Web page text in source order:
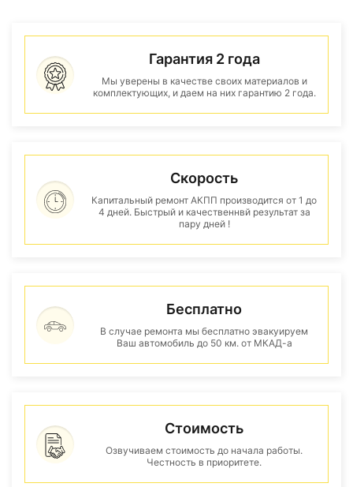
Гарантия 2 года
Мы уверены в качестве своих материалов и
комплектующих, и даем на них гарантию 2 года.
Скорость
Капитальный ремонт АКПП производится от 1 до
4 дней. Быстрый и качественнвй результат за
пару дней !
Бесплатно
В случае ремонта мы бесплатно эвакуируем
Ваш автомобиль до 50 км. от МКАД-а
Стоимость
Озвучиваем стоимость до начала работы.
Честность в приоритете.